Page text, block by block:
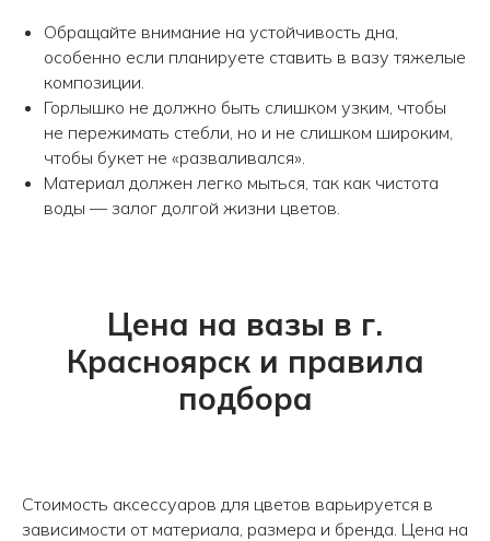
Обращайте внимание на устойчивость дна,
особенно если планируете ставить в вазу тяжелые
композиции.
Горлышко не должно быть слишком узким, чтобы
не пережимать стебли, но и не слишком широким,
чтобы букет не «разваливался».
Материал должен легко мыться, так как чистота
воды — залог долгой жизни цветов.
Цена на вазы в г.
Красноярск и правила
подбора
Стоимость аксессуаров для цветов варьируется в
зависимости от материала, размера и бренда. Цена на